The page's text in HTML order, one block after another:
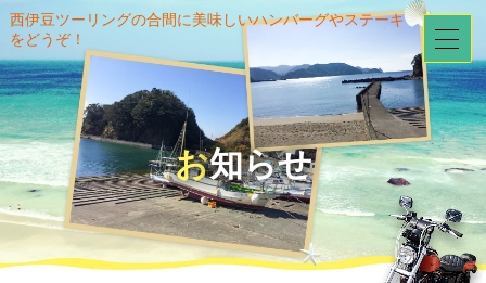
西伊豆ツーリングの合間に美味しいハンバーグやステーキ
をどうぞ！
お知らせ